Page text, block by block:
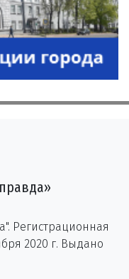
Регистрационная
2020 г. Выдано